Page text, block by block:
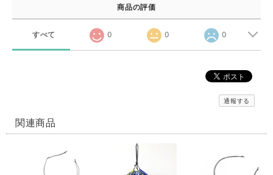
商品の評価
すべて 0 0 0
通報する
関連商品